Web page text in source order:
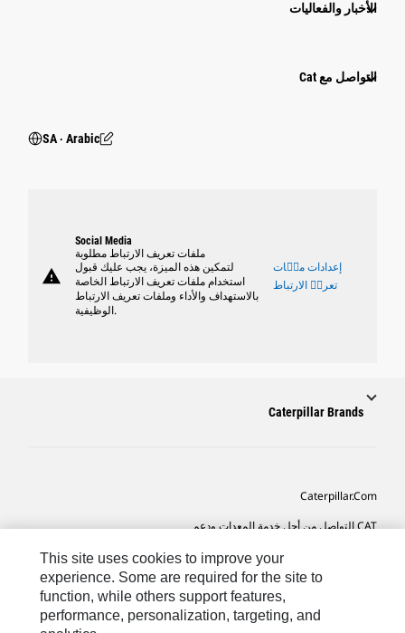
الأخبار والفعاليات
التواصل مع Cat
SA ‧ Arabic
warning
Social Media
ملفات تعريف الارتباط مطلوبة
لتمكين هذه الميزة، يجب عليك قبول
استخدام ملفات تعريف الارتباط الخاصة
بالاستهداف والأداء وملفات تعريف الارتباط
الوظيفية.
إعدادات ملٝات
تعريٝ الارتباط
Caterpillar Brands
Caterpillar.com
CAT التواصل من أجل خدمة المعدات ودعم
تفضيلات التسويق الخاصة بي
خريطة الموقع
Cookie Settings
This site uses cookies to improve your
experience. Some are required for the site to
function, while others support features,
performance, personalization, targeting, and